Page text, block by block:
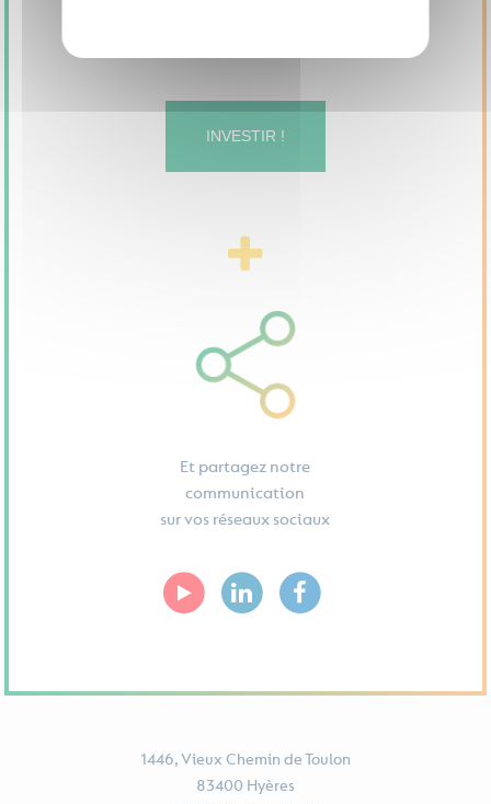
INVESTIR !
Et partagez notre
communication
sur vos réseaux sociaux
1446, Vieux Chemin de Toulon
83400 Hyères